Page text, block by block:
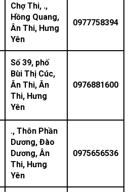
Chợ Thi, .,
Hồng Quang,
Ân Thi, Hưng
Yên
0977758394
Số 39, phố
Bùi Thị Cúc,
Ân Thi, Ân
Thi, Hưng
Yên
0976881600
., Thôn Phần
Dương, Đào
Dương, Ân
Thi, Hưng
Yên
0975656536